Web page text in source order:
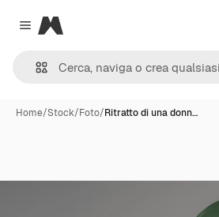
Close menu
Magnific
Home/Stock/Foto/Ritratto di una donn…